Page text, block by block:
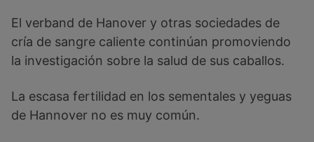
El verband de Hanover y otras sociedades de
cría de sangre caliente continúan promoviendo
la investigación sobre la salud de sus caballos.
La escasa fertilidad en los sementales y yeguas
de Hannover no es muy común.